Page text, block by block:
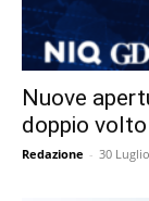
Nuove
doppio
Redazione - 30